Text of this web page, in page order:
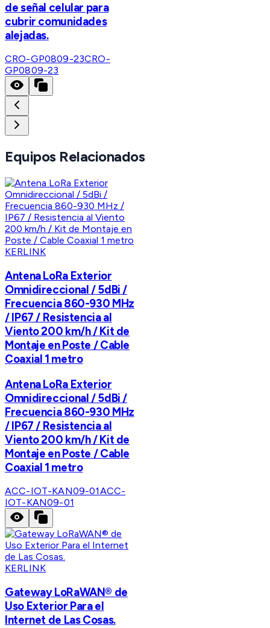
de señal celular para
cubrir comunidades
alejadas.
CRO-GP0809-23CRO-
GP0809-23
Equipos Relacionados
KERLINK
Antena LoRa Exterior
Omnidireccional / 5dBi /
Frecuencia 860-930 MHz
/ IP67 / Resistencia al
Viento 200 km/h / Kit de
Montaje en Poste / Cable
Coaxial 1 metro
Antena LoRa Exterior
Omnidireccional / 5dBi /
Frecuencia 860-930 MHz
/ IP67 / Resistencia al
Viento 200 km/h / Kit de
Montaje en Poste / Cable
Coaxial 1 metro
ACC-IOT-KAN09-01ACC-
IOT-KAN09-01
KERLINK
Gateway LoRaWAN® de
Uso Exterior Para el
Internet de Las Cosas.